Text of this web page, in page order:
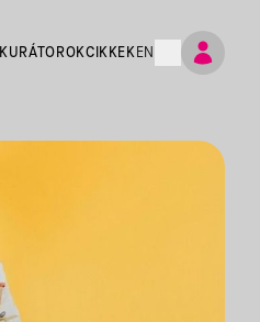
KURÁTOROKCIKKEK EN